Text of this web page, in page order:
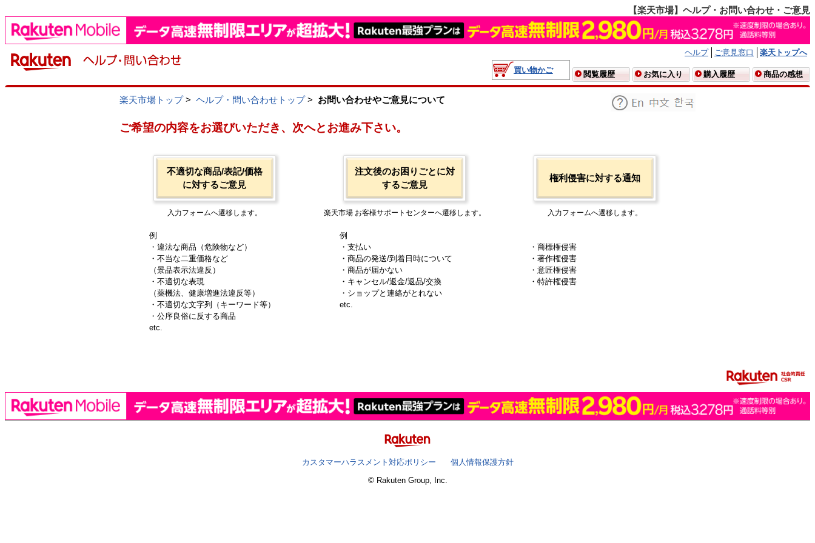
【楽天市場】ヘルプ・お問い合わせ・ご意見
ヘルプ ご意見窓口
楽天トップへ
買い物かご
閲覧履歴 お気に入り 購入履歴 商品の感想
楽天市場トップ> ヘルプ・問い合わせトップ> お問い合わせやご意見について
ご希望の内容をお選びいただき、次へとお進み下さい。
不適切な商品/表記/価格
に対するご意見
入力フォームへ遷移します。
例
・違法な商品（危険物など）
・不当な二重価格など
（景品表示法違反）
・不適切な表現
（薬機法、健康増進法違反等）
・不適切な文字列（キーワード等）
・公序良俗に反する商品
etc.
注文後のお困りごとに対
するご意見
楽天市場 お客様サポートセンターへ遷移します。
例
・支払い
・商品の発送/到着日時について
・商品が届かない
・キャンセル/返金/返品/交換
・ショップと連絡がとれない
etc.
権利侵害に対する通知
入力フォームへ遷移します。
・商標権侵害
・著作権侵害
・意匠権侵害
・特許権侵害
カスタマーハラスメント対応ポリシー
個人情報保護方針
© Rakuten Group, Inc.